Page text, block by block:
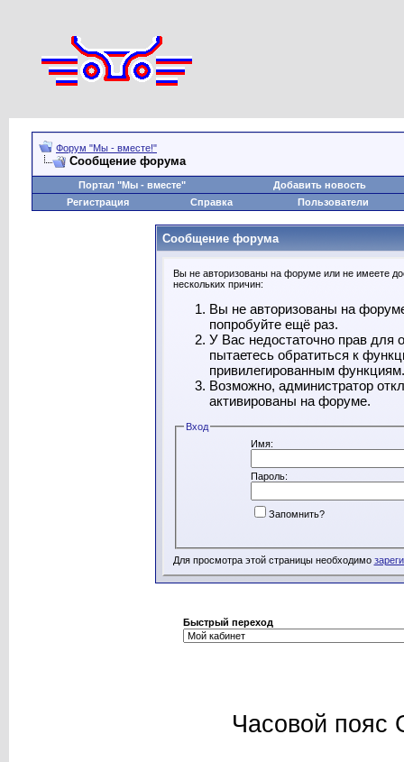
Форум "Мы - вместе!"
Сообщение форума
Портал "Мы - вместе"
Добавить новость
Регистрация
Справка Пользователи
Сообщение форума
Вы не авторизованы на форуме или не имеете
нескольких причин:
Вы не авторизованы на
попробуйте ещё раз.
У Вас недостаточно прав для
пытаетесь обратиться к
привилегированным функциям.
Возможно, администратор
активированы на форуме.
Вход
Имя:
Пароль:
Запомнить?
Для просмотра этой страницы необходимо
Быстрый переход
Часовой пояс